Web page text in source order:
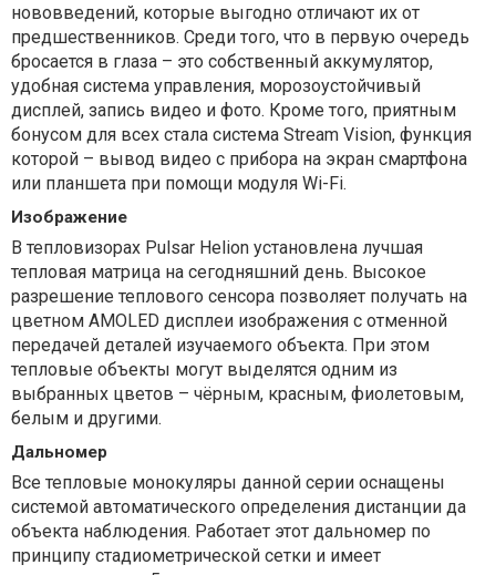
нововведений, которые выгодно отличают их от
предшественников. Среди того, что в первую очередь
бросается в глаза – это собственный аккумулятор,
удобная система управления, морозоустойчивый
дисплей, запись видео и фото. Кроме того, приятным
бонусом для всех стала система Stream Vision, функция
которой – вывод видео с прибора на экран смартфона
или планшета при помощи модуля Wi-Fi.
Изображение
В тепловизорах Pulsar Helion установлена лучшая
тепловая матрица на сегодняшний день. Высокое
разрешение теплового сенсора позволяет получать на
цветном AMOLED дисплеи изображения с отменной
передачей деталей изучаемого объекта. При этом
тепловые объекты могут выделятся одним из
выбранных цветов – чёрным, красным, фиолетовым,
белым и другими.
Дальномер
Все тепловые монокуляры данной серии оснащены
системой автоматического определения дистанции да
объекта наблюдения. Работает этот дальномер по
принципу стадиометрической сетки и имеет